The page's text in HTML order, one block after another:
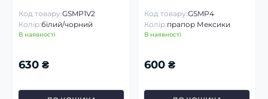
Код товару:GSMP1V2
Колір:білий/чорний
В наявності
630 ₴
Код товару:GSMP4
Колір:прапор Мексики
В наявності
600 ₴